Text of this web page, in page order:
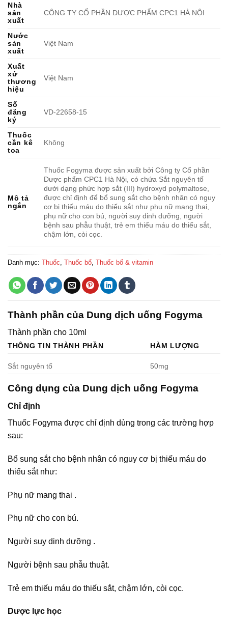
Nhà
sản
xuất
CÔNG TY CỔ PHẦN DƯỢC PHẨM CPC1 HÀ NỘI
Nước
sản
xuất
Việt Nam
Xuất
xứ
thương
hiệu
Việt Nam
Số
đăng
ký
VD-22658-15
Thuốc
cần kê
toa
Không
Mô tả
ngắn
Thuốc Fogyma được sản xuất bởi Công ty Cổ phần
Dược phẩm CPC1 Hà Nội, có chứa Sắt nguyên tố
dưới dạng phức hợp sắt (III) hydroxyd polymaltose,
được chỉ định để bổ sung sắt cho bệnh nhân có nguy
cơ bị thiếu máu do thiếu sắt như phụ nữ mang thai,
phụ nữ cho con bú, người suy dinh dưỡng, người
bệnh sau phẫu thuật, trẻ em thiếu máu do thiếu sắt,
chậm lớn, còi cọc.
Danh mục: Thuốc Thuốc bổ Thuốc bổ & vitamin
Thành phần của Dung dịch uống Fogyma
Thành phần cho 10ml
THÔNG TIN THÀNH PHẦN HÀM LƯỢNG
Sắt nguyên tố 50mg
Công dụng của Dung dịch uống Fogyma
Chỉ định
Thuốc Fogyma được chỉ định dùng trong các trường hợp
sau:
Bổ sung sắt cho bệnh nhân có nguy cơ bị thiếu máu do
thiếu sắt như:
Phụ nữ mang thai .
Phụ nữ cho con bú.
Người suy dinh dưỡng .
Người bệnh sau phẫu thuật.
Trẻ em thiếu máu do thiếu sắt, chậm lớn, còi cọc.
Dược lực học